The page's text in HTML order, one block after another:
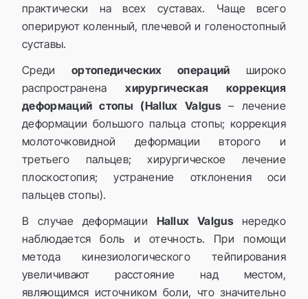
практически на всех суставах. Чаще всего
оперируют коленный, плечевой и голеностопный
суставы.
Средиортопедических операций широко
распространенахирургическая коррекция
деформаций стопы (Hallux Valgus– лечение
деформации большого пальца стопы; коррекция
молоточковидной деформации второго и
третьего пальцев; хирургическое лечение
плоскостопия; устранение отклонения оси
пальцев стопы).
В случае деформации Hallux Valgusнередко
наблюдается боль и отечность. При помощи
метода кинезиологического тейпирования
увеличивают расстояние над местом,
являющимся источником боли, что значительно